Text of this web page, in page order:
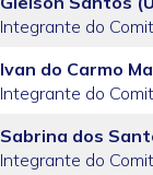
Integrante do
Ivan do Carmo
Integrante do
Sabrina dos
Integrante do